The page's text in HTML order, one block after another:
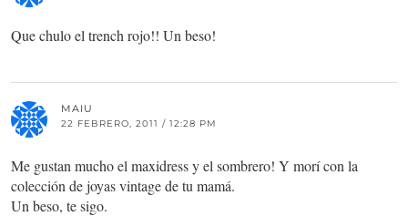
Que chulo el trench rojo!! Un beso!
MAIU
22 FEBRERO, 2011 / 12:28 PM
Me gustan mucho el maxidress y el sombrero! Y morí con la
colección de joyas vintage de tu mamá.
Un beso, te sigo.